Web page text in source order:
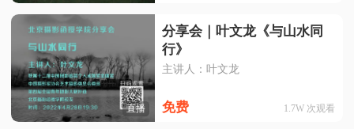
直播
分享会｜叶文龙《与山水同
行》
主讲人：叶文龙
免费 1.7W 次观看